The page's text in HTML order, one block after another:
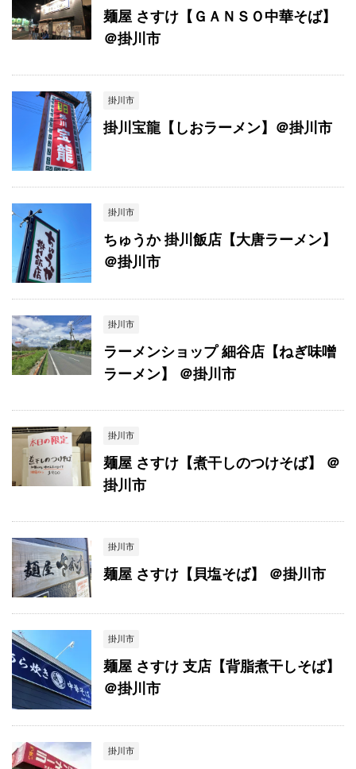
麺屋 さすけ【ＧＡＮＳＯ中華そば】
＠掛川市
掛川市
掛川宝龍【しおラーメン】＠掛川市
掛川市
ちゅうか 掛川飯店【大唐ラーメン】
＠掛川市
掛川市
ラーメンショップ 細谷店【ねぎ味噌
ラーメン】 ＠掛川市
掛川市
麺屋 さすけ【煮干しのつけそば】 ＠
掛川市
掛川市
麺屋 さすけ【貝塩そば】 ＠掛川市
掛川市
麺屋 さすけ 支店【背脂煮干しそば】
＠掛川市
掛川市